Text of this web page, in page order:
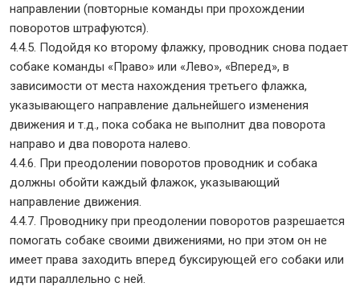
направлении (повторные команды при прохождении
поворотов штрафуются).
4.4.5. Подойдя ко второму флажку, проводник снова подает
собаке команды «Право» или «Лево», «Вперед», в
зависимости от места нахождения третьего флажка,
указывающего направление дальнейшего изменения
движения и т.д., пока собака не выполнит два поворота
направо и два поворота налево.
4.4.6. При преодолении поворотов проводник и собака
должны обойти каждый флажок, указывающий
направление движения.
4.4.7. Проводнику при преодолении поворотов разрешается
помогать собаке своими движениями, но при этом он не
имеет права заходить вперед буксирующей его собаки или
идти параллельно с ней.